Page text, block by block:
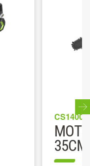
CS1400E
35CM